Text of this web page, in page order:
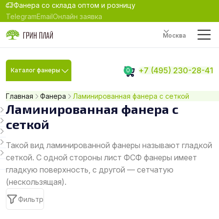
Фанера со склада оптом и розницу
TelegramEmailОнлайн заявка
Москва
Каталог фанеры 0 +7 (495) 230-28-41
Главная Фанера Ламинированная фанера с сеткой
Ламинированная фанера с
сеткой
Такой вид ламинированной фанеры называют гладкой
сеткой. С одной стороны лист ФСФ фанеры имеет
гладкую поверхность, с другой — сетчатую
(нескользящая).
Фильтр